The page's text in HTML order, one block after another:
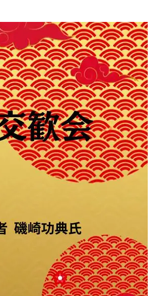
日時
2026 1.23（金）
15：00～20：00（開場 14：30）
会場
国際文化会館（六本木）